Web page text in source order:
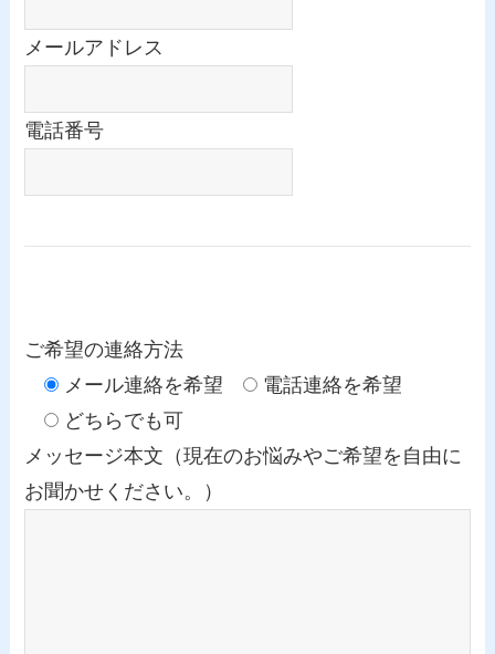
メールアドレス
電話番号
ご希望の連絡方法
メール連絡を希望
電話連絡を希望
どちらでも可
メッセージ本文（現在のお悩みやご希望を自由に
お聞かせください。）